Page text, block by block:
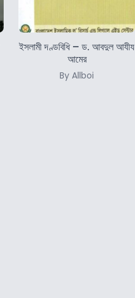
ইসলামী দণ্ডবিধি – ড. আবদুল আযীয
আমের
By Allboi